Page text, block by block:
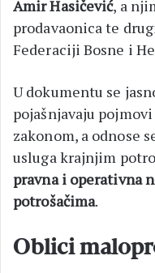
Amir Hasičević, a
prodavaonica te
Federaciji Bosne i
U dokumentu se
pojašnjavaju
zakonom, a odnose
usluga krajnjim
pravna i operativna
potrošačima.
Oblici